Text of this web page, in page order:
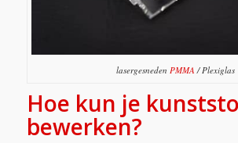
lasergesnedenPMMA / Plexiglas
Hoe kun je
bewerken?